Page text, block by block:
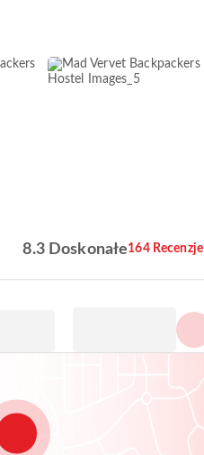
8.3 Doskonałe164 Recenzje